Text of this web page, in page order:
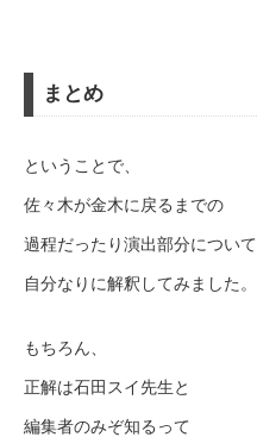
まとめ
ということで、
佐々木が金木に戻るまでの
過程だったり演出部分について
自分なりに解釈してみました。
もちろん、
正解は石田スイ先生と
編集者のみぞ知るって